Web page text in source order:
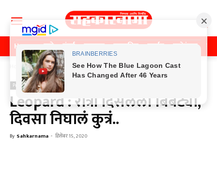
Home पुणे मुंबई महाराष्ट्र राजकीय क्राईम मनोरंजन
Home Previos News
Previos News
Leopard : रात्री दिसलेला बिबट्या,
दिवसा निघालं कुत्रं..
By Sahkarnama - डिसेंबर 15, 2020